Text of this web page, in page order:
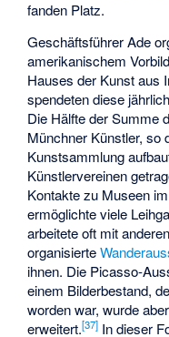
fanden Platz.
Geschäftsführer Ade
amerikanischem
Hauses der Kunst aus
spendeten diese
Die Hälfte der Summe
Münchner Künstler, so
Kunstsammlung
Künstlervereinen
Kontakte zu Museen
ermöglichte viele
arbeitete oft mit
organisierte
ihnen. Die Picasso-
einem Bilderbestand,
worden war, wurde
erweitert.[37] In dieser